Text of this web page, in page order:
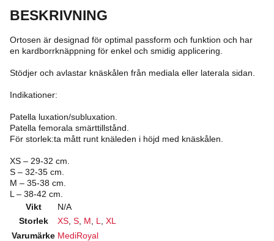
BESKRIVNING
Ortosen är designad för optimal passform och funktion och har
en kardborrknäppning för enkel och smidig applicering.
Stödjer och avlastar knäskålen från mediala eller laterala sidan.
Indikationer:
Patella luxation/subluxation.
Patella femorala smärttillstånd.
För storlek:ta mått runt knäleden i höjd med knäskålen.
XS – 29-32 cm.
S – 32-35 cm.
M – 35-38 cm.
L – 38-42 cm.
Vikt
N/A
Storlek
XS S M L
XL
Varumärke MediRoyal